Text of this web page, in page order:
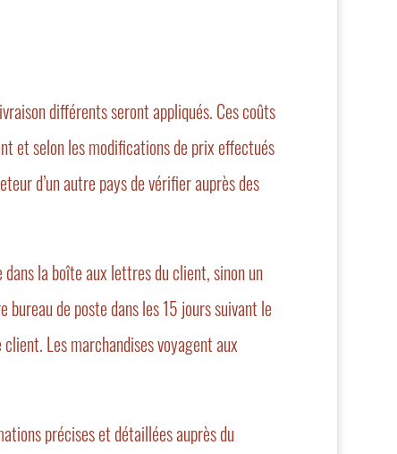
différents seront appliqués. Ces coûts
et selon les modifications de prix effectués
d’un autre pays de vérifier auprès des
dans la boîte aux lettres du client, sinon un
de poste dans les 15 jours suivant le
Les marchandises voyagent aux
précises et détaillées auprès du